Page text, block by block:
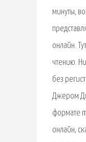
минуты,
онлайн.
чтению.
без
Джером
формате
онлайн,